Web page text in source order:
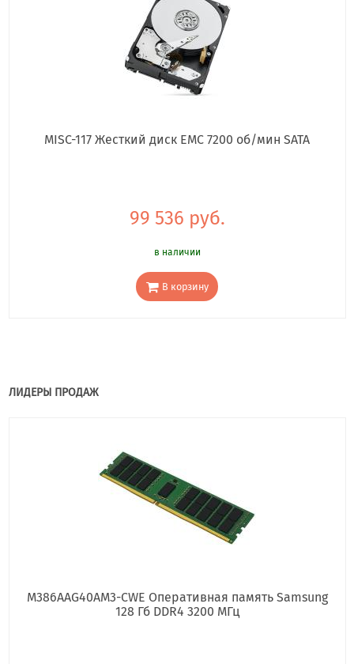
MISC-117 Жесткий диск EMC 7200 об/мин SATA
99 536 руб.
в наличии
В корзину
ЛИДЕРЫ ПРОДАЖ
M386AAG40AM3-CWE Оперативная память Samsung
128 Гб DDR4 3200 МГц